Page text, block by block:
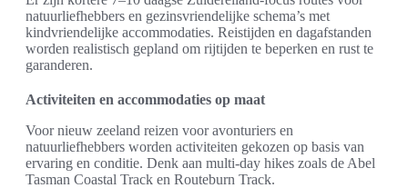
natuurliefhebbers en gezinsvriendelijke schema’s met
kindvriendelijke accommodaties. Reistijden en dagafstanden
worden realistisch gepland om rijtijden te beperken en rust te
garanderen.
Activiteiten en accommodaties op maat
Voor nieuw zeeland reizen voor avonturiers en
natuurliefhebbers worden activiteiten gekozen op basis van
ervaring en conditie. Denk aan multi‑day hikes zoals de Abel
Tasman Coastal Track en Routeburn Track.